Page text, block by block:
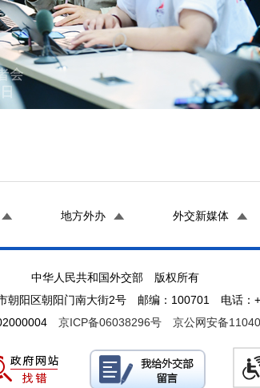
地方外办 外交新媒体
中华人民共和国外交部 版权所有
朝阳区朝阳门南大街2号 邮编：100701 电话：
京ICP备06038296号 京公网安备